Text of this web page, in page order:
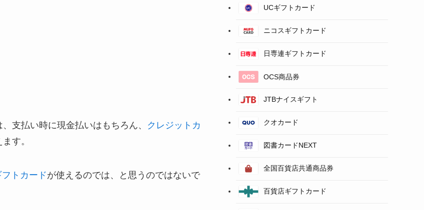
、支払い時に現金払いはもちろん、 クレジットカ
す。
トカードが使えるのでは、と思うのではないで
UCギフトカード
ニコスギフトカード
日専連ギフトカード
OCS商品券
JTBナイスギフト
クオカード
図書カードNEXT
全国百貨店共通商品券
百貨店ギフトカード